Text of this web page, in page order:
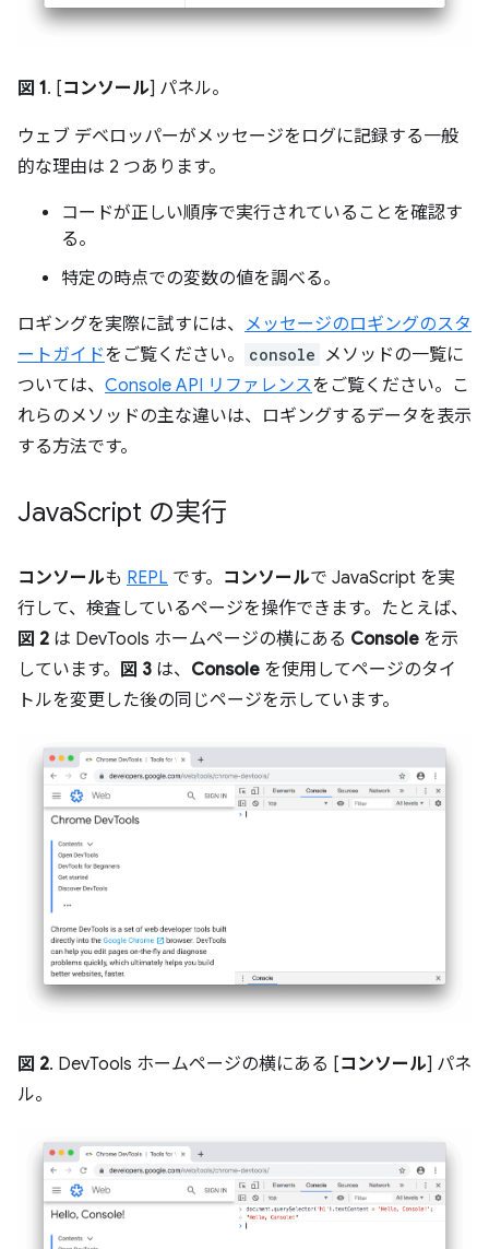
図 1. [コンソール] パネル。
ウェブ デベロッパーがメッセージをログに記録する一般
的な理由は 2 つあります。
コードが正しい順序で実行されていることを確認す
る。
特定の時点での変数の値を調べる。
ロギングを実際に試すには、 メッセージのロギングのスタ
ートガイドをご覧ください。 console メソッドの一覧に
ついては、 Console API リファレンスをご覧ください。こ
れらのメソッドの主な違いは、ロギングするデータを表示
する方法です。
JavaScript の実行
コンソールも REPL です。 コンソールで JavaScript を実
行して、検査しているページを操作できます。たとえば、
図 2 は DevTools ホームページの横にある Console を示
しています。
図 3 は、 Console を使用してページのタイ
トルを変更した後の同じページを示しています。
図 2. DevTools ホームページの横にある [コンソール] パネ
ル。